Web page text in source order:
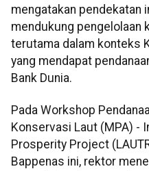
mengatakan pendekatan
mendukung pengelolaan
terutama dalam konteks
yang mendapat
Bank Dunia.
Pada Workshop
Konservasi Laut (MPA) -
Prosperity Project
Bappenas ini, rektor